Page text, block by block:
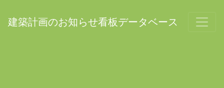
建築計画のお知らせ看板データベース